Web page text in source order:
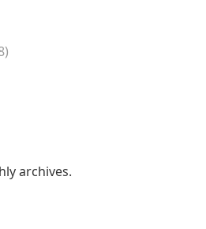
archives.